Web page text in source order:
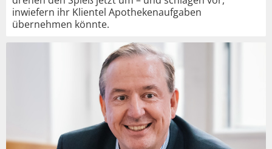
inwiefern ihr Klientel Apothekenaufgaben
übernehmen könnte.